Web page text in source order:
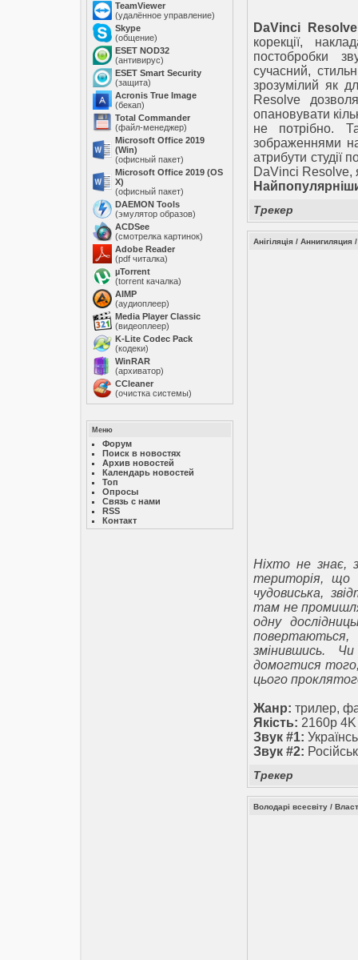
TeamViewer
(удалённое управление)
Skype
(общение)
ESET NOD32
(антивирус)
ESET Smart Security
(защита)
Acronis True Image
(бекап)
Total Commander
(файл-менеджер)
Microsoft Office 2019
(Win)
(офисный пакет)
Microsoft Office 2019 (OS
X)
(офисный пакет)
DAEMON Tools
(эмулятор образов)
ACDSee
(смотрелка картинок)
Adobe Reader
(pdf читалка)
µTorrent
(torrent качалка)
AIMP
(аудиоплеер)
Media Player Classic
(видеоплеер)
K-Lite Codec Pack
(кодеки)
WinRAR
(архиватор)
ССleaner
(очистка системы)
Меню
Форум
Поиск в новостях
Архив новостей
Календарь новостей
Топ
Опросы
Связь с нами
RSS
Контакт
DaVinci Resolve
корекції,
постобробки
сучасний,
зрозумілий як
Resolve
опановувати
не потрібно.
зображеннями
атрибути студії
DaVinci Resolve,
Трекер
Анігіляція /
Ніхто не знає,
територія, що
чудовиська,
там не
одну
змінившись.
домогтися
цього
Жанр: трилер,
Якість: 2160p
Звук #1:
Звук #2:
Трекер
Володарі всесвіту /